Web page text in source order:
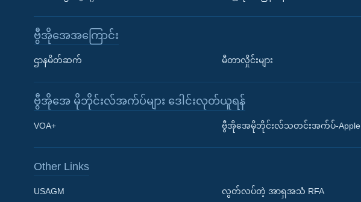
Learning English
ဗွီအိုအေအကြောင်း
ဌာနမိတ်ဆက် မီတာလှိုင်းများ
ဗွီအိုအေ မိုဘိုင်းလ်အက်ပ်များ ဒေါင်းလုတ်ယူရန်
VOA+ ဗွီအိုအေမိုဘိုင်းလ်သတင်းအက်ပ်-Apple
Other Links
USAGM လွတ်လပ်တဲ့ အာရှအသံ RFA